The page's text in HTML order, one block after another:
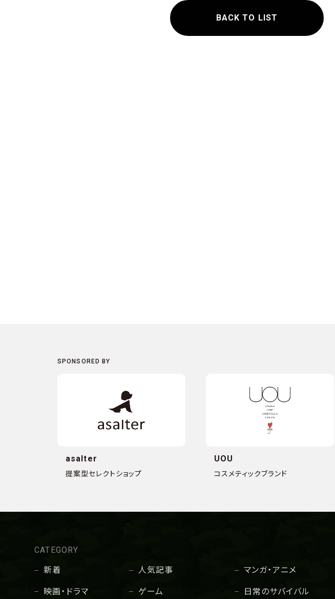
BACK TO LIST
asalter
提案型セレクトショップ
UOU
コスメティックブランド
CATEGORY
新着 人気記事 マンガ・アニメ
映画・ドラマ ゲーム 日常のサバイバル